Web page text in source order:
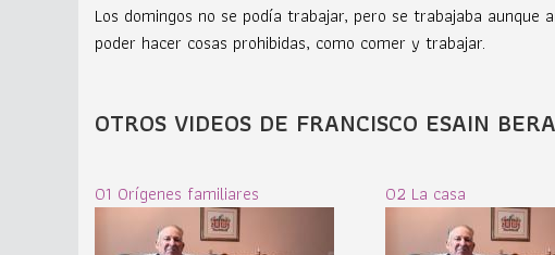
Los domingos no se podía trabajar, pero se trabajaba aunque
poder hacer cosas prohibidas, como comer y trabajar.
OTROS VIDEOS DE FRANCISCO ESAIN
01 Orígenes familiares 02 La casa